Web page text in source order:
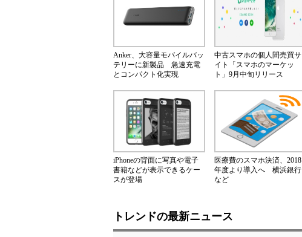
Anker、大容量モバイルバッ
テリーに新製品 急速充電
とコンパクト化実現
中古スマホの個人間売買サ
イト「スマホのマーケッ
ト」9月中旬リリース
iPhoneの背面に写真や電子
書籍などが表示できるケー
スが登場
医療費のスマホ決済、2018
年度より導入へ 横浜銀行
など
トレンドの最新ニュース